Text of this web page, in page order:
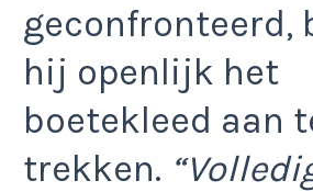
geconfronteerd,
hij openlijk het
boetekleed aan
trekken.